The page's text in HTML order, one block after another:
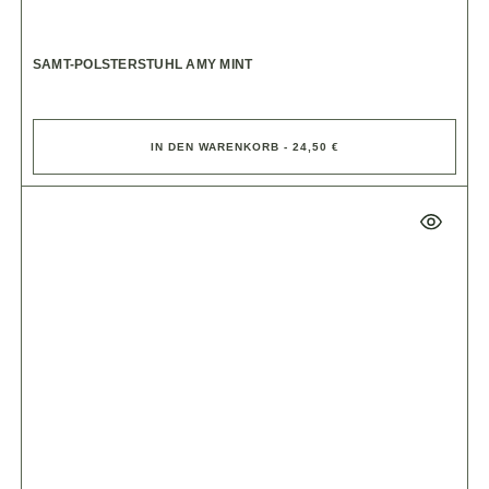
SAMT-POLSTERSTUHL AMY MINT
IN DEN WARENKORB - 24,50 €